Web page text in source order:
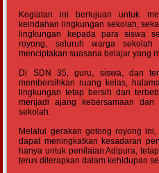
Kegiatan ini bertujuan untuk
keindahan lingkungan sekolah,
lingkungan kepada para siswa
royong, seluruh warga
menciptakan suasana belajar yang
Di SDN 35, guru, siswa, dan
membersihkan ruang kelas,
lingkungan tetap bersih dan
menjadi ajang kebersamaan
sekolah.
Melalui gerakan gotong royong
dapat meningkatkan kesadaran
hanya untuk penilaian Adipura,
terus diterapkan dalam kehidupan